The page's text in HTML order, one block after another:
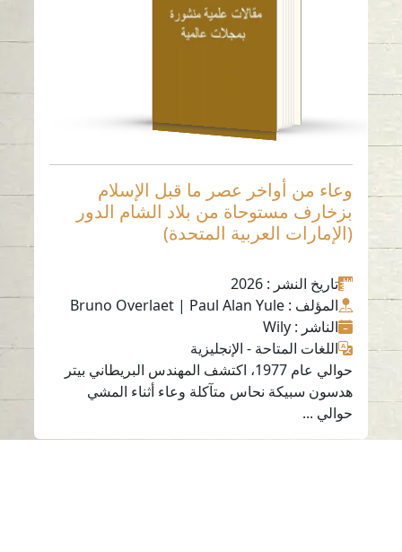
قراءة باللغة
وعاء من أواخر عصر ما قبل الإسلام
بزخارف مستوحاة من بلاد الشام الدور
(الإمارات العربية المتحدة)
تاريخ النشر: 2026
المؤلف: Bruno Overlaet | Paul Alan Yule
الناشر: Wily
اللغات المتاحة- الإنجليزية
حوالي عام 1977، اكتشف المهندس البريطاني بيتر
هدسون سبيكة نحاس متآكلة وعاء أثناء المشي
حوالي ...